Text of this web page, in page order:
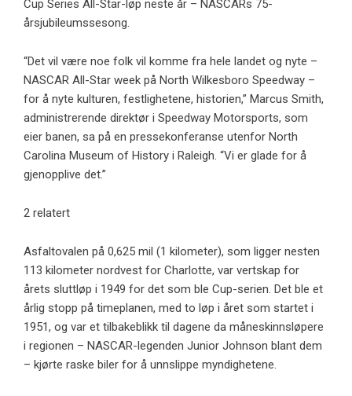
Cup Series All-Star-løp neste år – NASCARs 75-
årsjubileumssesong.
“Det vil være noe folk vil komme fra hele landet og nyte –
NASCAR All-Star week på North Wilkesboro Speedway –
for å nyte kulturen, festlighetene, historien,” Marcus Smith,
administrerende direktør i Speedway Motorsports, som
eier banen, sa på en pressekonferanse utenfor North
Carolina Museum of History i Raleigh. “Vi er glade for å
gjenopplive det.”
2 relatert
Asfaltovalen på 0,625 mil (1 kilometer), som ligger nesten
113 kilometer nordvest for Charlotte, var vertskap for
årets sluttløp i 1949 for det som ble Cup-serien. Det ble et
årlig stopp på timeplanen, med to løp i året som startet i
1951, og var et tilbakeblikk til dagene da måneskinnsløpere
i regionen – NASCAR-legenden Junior Johnson blant dem
– kjørte raske biler for å unnslippe myndighetene.